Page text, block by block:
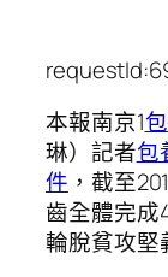
本報南京1
琳）記者包
件 ，截至
齒全體完成
輪脫貧攻堅